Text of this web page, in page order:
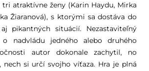
atraktívne ženy (Karin Haydu, Mirka
Žiaranová), s ktorými sa dostáva do
pikantných situácií. Nezastaviteľný
nadvládu jedného alebo druhého
autor dokonale zachytil, no
nech si určí svojho víťaza. Hra je plná